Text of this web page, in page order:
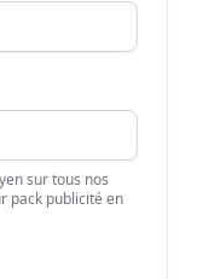
sur tous nos
pack publicité en